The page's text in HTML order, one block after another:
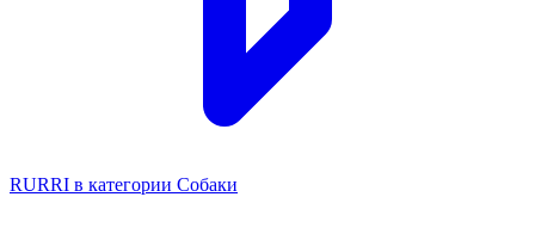
RURRI в категории Собаки